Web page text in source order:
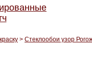
> Стеклообои узор